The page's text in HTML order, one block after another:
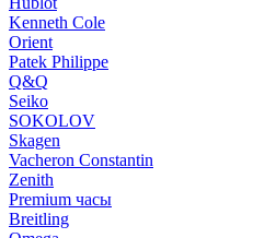
Kenneth Cole
Orient
Patek Philippe
Q&Q
Seiko
SOKOLOV
Skagen
Vacheron Constantin
Zenith
Premium часы
Breitling